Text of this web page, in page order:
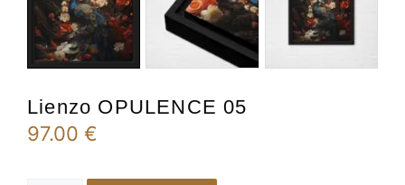
Lienzo OPULENCE 05
97.00 €